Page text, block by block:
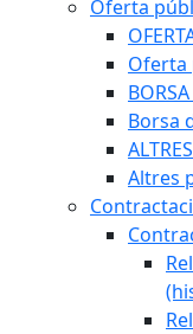
Oferta
Oferta
Borsa
Altres